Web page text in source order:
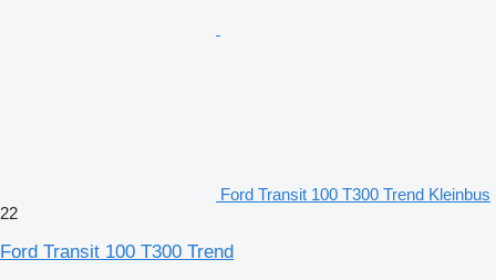
Ford Transit 100 T300 Trend Kleinbus
22
Ford Transit 100 T300 Trend